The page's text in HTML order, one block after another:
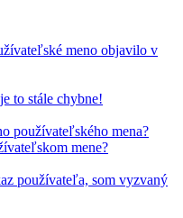
meno objavilo v
to stále chybne!
používateľského mena?
mene?
používateľa, som vyzvaný